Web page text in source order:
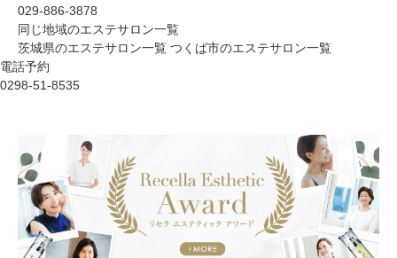
029-886-3878
同じ地域のエステサロン一覧
茨城県のエステサロン一覧 つくば市のエステサロン一覧
電話予約
0298-51-8535